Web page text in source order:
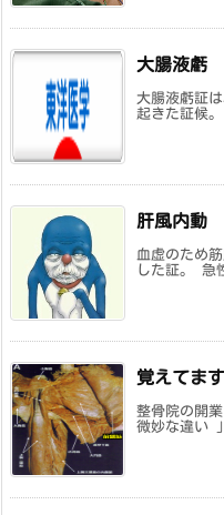
大腸液虧
大腸液虧証
起きた証候
肝風内動
血虚のため
した証。 急
覚えてま
整骨院の開
微妙な違い